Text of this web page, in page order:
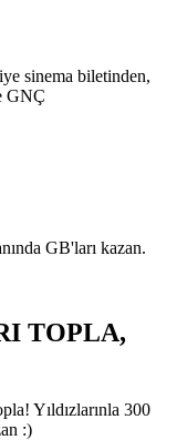
sinema biletinden,
GNÇ
GB'ları kazan.
TOPLA,
Yıldızlarınla 300
:)